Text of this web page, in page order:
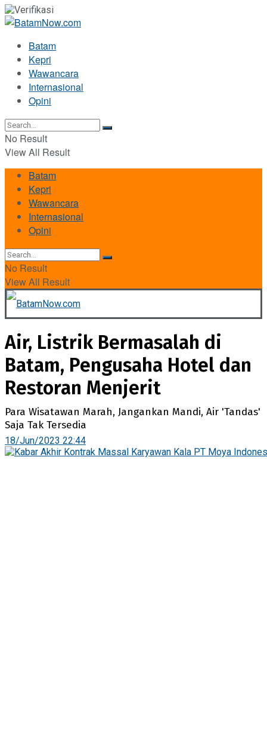
Batam
Kepri
Wawancara
Internasional
Opini
No Result
View All Result
Batam
Kepri
Wawancara
Internasional
Opini
No Result
View All Result
Air, Listrik Bermasalah di
Batam, Pengusaha Hotel dan
Restoran Menjerit
Para Wisatawan Marah, Jangankan Mandi, Air 'Tandas'
Saja Tak Tersedia
18/Jun/2023 22:44